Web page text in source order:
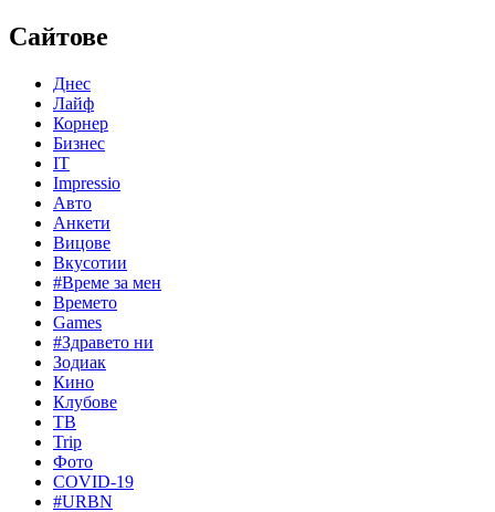
Сайтове
Днес
Лайф
Корнер
Бизнес
IT
Impressio
Авто
Анкети
Вицове
Вкусотии
#Време за мен
Времето
Games
#Здравето ни
Зодиак
Кино
Клубове
ТВ
Trip
Фото
COVID-19
#URBN